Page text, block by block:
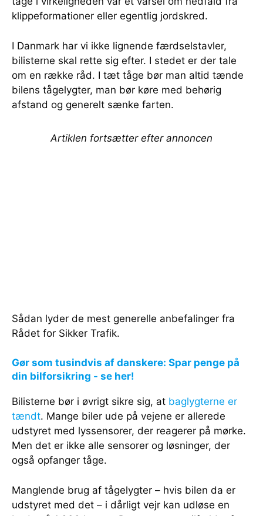
klippeformationer eller egentlig jordskred.
I Danmark har vi ikke lignende færdselstavler,
bilisterne skal rette sig efter. I stedet er der tale
om en række råd. I tæt tåge bør man altid tænde
bilens tågelygter, man bør køre med behørig
afstand og generelt sænke farten.
Artiklen fortsætter efter annoncen
Sådan lyder de mest generelle anbefalinger fra
Rådet for Sikker Trafik.
Gør som tusindvis af danskere: Spar penge på
din bilforsikring - se her!
Bilisterne bør i øvrigt sikre sig, at baglygterne er
tændt. Mange biler ude på vejene er allerede
udstyret med lyssensorer, der reagerer på mørke.
Men det er ikke alle sensorer og løsninger, der
også opfanger tåge.
Manglende brug af tågelygter – hvis bilen da er
udstyret med det – i dårligt vejr kan udløse en